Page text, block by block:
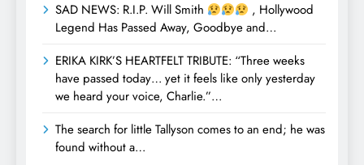
SAD NEWS: R.I.P. Will Smith
, Hollywood
Legend Has Passed Away, Goodbye and…
ERIKA KIRK’S HEARTFELT TRIBUTE: “Three weeks
have passed today… yet it feels like only yesterday
we heard your voice, Charlie.”…
The search for little Tallyson comes to an end; he was
found without a…